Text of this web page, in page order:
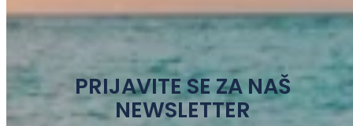
PRIJAVITE SE ZA NAŠ
NEWSLETTER